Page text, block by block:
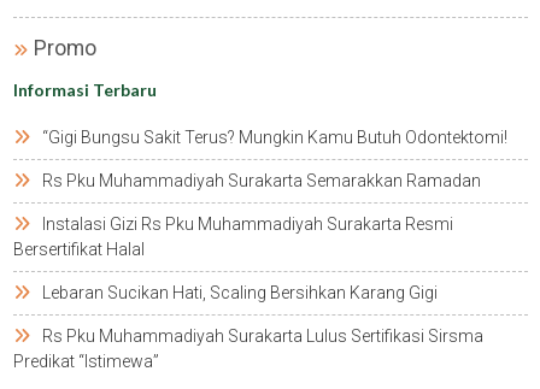
Promo
Informasi Terbaru
“gigi Bungsu Sakit Terus? Mungkin Kamu Butuh Odontektomi!
Rs Pku Muhammadiyah Surakarta Semarakkan Ramadan
Instalasi Gizi Rs Pku Muhammadiyah Surakarta Resmi
Bersertifikat Halal
Lebaran Sucikan Hati, Scaling Bersihkan Karang Gigi
Rs Pku Muhammadiyah Surakarta Lulus Sertifikasi Sirsma
Predikat “istimewa”